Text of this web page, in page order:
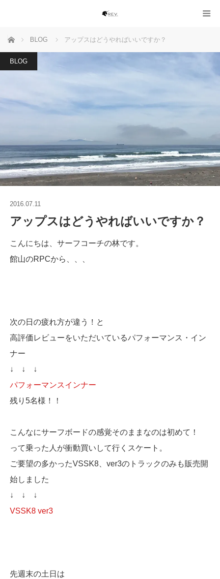
ホーム BLOG アップスはどうやればいいですか？
BLOG
2016.07.11
アップスはどうやればいいですか？
こんにちは、サーフコーチの林です。
館山のRPCから、、、
次の日の疲れ方が違う！と
高評価レビューをいただいているパフォーマンス・イン
ナー
↓ ↓ ↓
パフォーマンスインナー
残り5名様！！
こんなにサーフボードの感覚そのままなのは初めて！
って乗った人が衝動買いして行くスケート。
ご要望の多かったVSSK8、ver3のトラックのみも販売開
始しました
↓ ↓ ↓
VSSK8 ver3
先週末の土日は